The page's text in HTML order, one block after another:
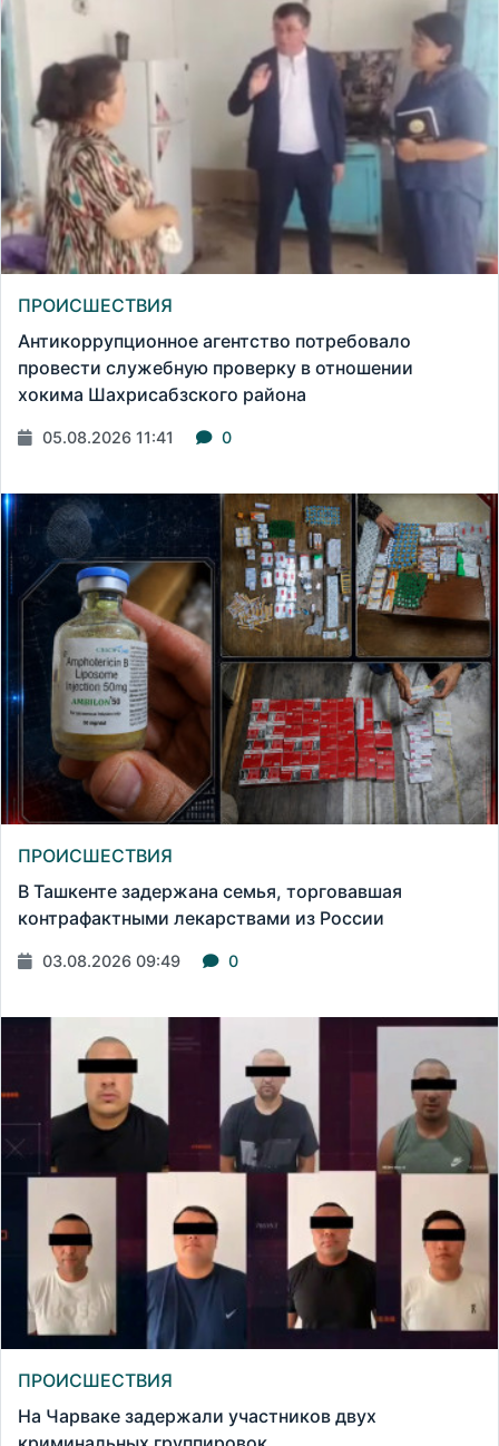
ПРОИСШЕСТВИЯ
Антикоррупционное агентство потребовало
провести служебную проверку в отношении
хокима Шахрисабзского района
05.08.2026 11:41 0
ПРОИСШЕСТВИЯ
В Ташкенте задержана семья, торговавшая
контрафактными лекарствами из России
03.08.2026 09:49 0
ПРОИСШЕСТВИЯ
На Чарваке задержали участников двух